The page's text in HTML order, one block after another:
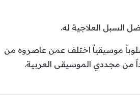
السبل العلاجية له.
موسيقياً اختلف عمن عاصروه من
من مجددي الموسيقى العربية.